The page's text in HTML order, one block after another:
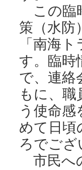
この臨
策（水防
「南海
す。臨時
で、連絡
もに、
う使命
めて日頃
ろでござ
市民へ